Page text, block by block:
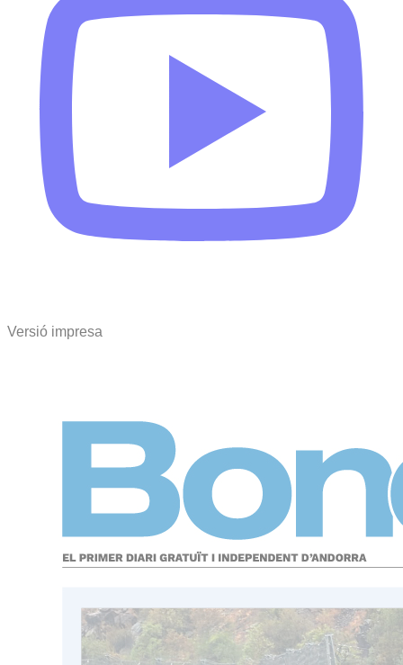
Versió impresa